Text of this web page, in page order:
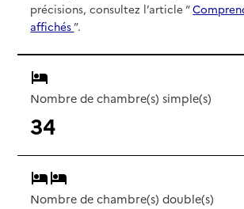
précisions, consultez l’article “
affichés”.
Nombre de chambre(s) simple(s)
34
Nombre de chambre(s) double(s)